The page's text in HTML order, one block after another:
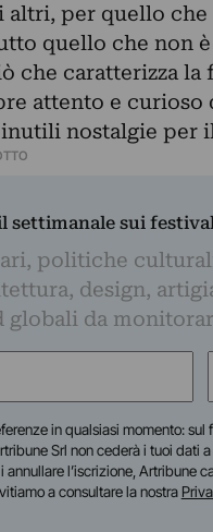
altri, per quello
quello che non
che caratterizza la
attento e curioso
nostalgie per
settimanale sui
politiche
design,
globali da
in qualsiasi momento:
Srl non cederà i tuoi dati
l’iscrizione, Artribune
a consultare la nostra